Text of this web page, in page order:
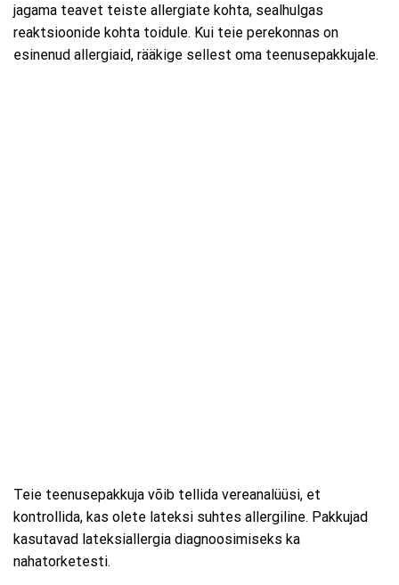
jagama teavet teiste allergiate kohta, sealhulgas
reaktsioonide kohta toidule. Kui teie perekonnas on
esinenud allergiaid, rääkige sellest oma teenusepakkujale.
Teie teenusepakkuja võib tellida vereanalüüsi, et
kontrollida, kas olete lateksi suhtes allergiline. Pakkujad
kasutavad lateksiallergia diagnoosimiseks ka
nahatorketesti.